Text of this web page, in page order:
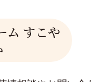
ム すこや